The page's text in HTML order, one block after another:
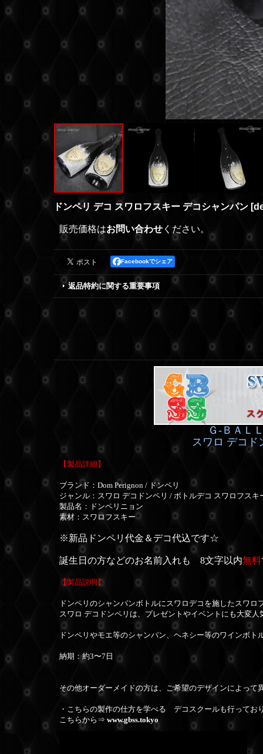
ドンペリ デコ スワロフスキー デコシャンパン [
販売価格はお問い合わせ ください。
Facebookでシェア
返品特約に関する重要事項
Ｇ-ＢＡＬ
スワロ デコド
【製品詳細】
ブランド：Dom Perignon / ドンペリ
ジャンル：スワロ デコドンペリ / ボトルデコ スワロフスキ
製品名：ドンペリニョン
素材：スワロフスキー
※新品ドンペリ代金＆デコ代込です☆
誕生日の方などのお名前入れも 8文字以内無料
【製品説明】
ドンペリのシャンパンボトルにスワロデコを施したスワロ
スワロ デコドンペリは、プレゼントやイベントにも大変
ドンペリやモエ等のシャンパン、ヘネシー等のワインボ
納期：約3〜7日
その他オーダーメイドの方は、ご希望のデザインによっ
・こちらの製作の仕方を学べる デコスクールも行ってお
こちらから⇒ www.gbss.tokyo